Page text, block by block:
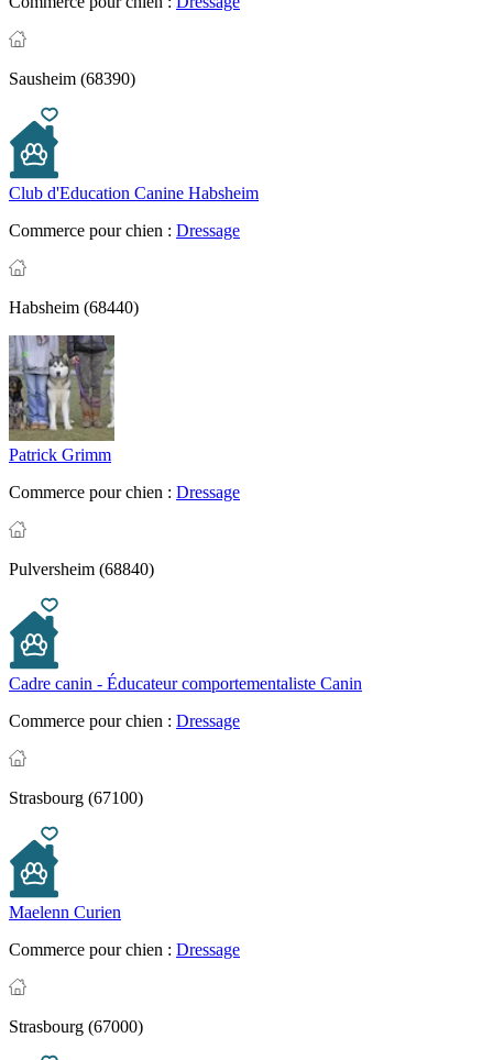
Sausheim (68390)
Club d'Education Canine Habsheim
Commerce pour chien : Dressage
Habsheim (68440)
Patrick Grimm
Commerce pour chien : Dressage
Pulversheim (68840)
Cadre canin - Éducateur comportementaliste Canin
Commerce pour chien : Dressage
Strasbourg (67100)
Maelenn Curien
Commerce pour chien : Dressage
Strasbourg (67000)